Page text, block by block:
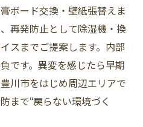
ボード交換・壁紙張替えま
再発防止として除湿機・換
スまでご提案します。内部
です。異変を感じたら早期
川市をはじめ周辺エリアで
まで“戻らない環境づく